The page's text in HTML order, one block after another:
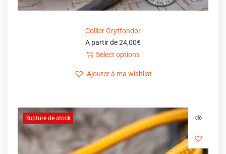
Collier Gryffondor
A partir de24,00€
Select options
Ajouter à ma wishlist
Rupture de stock